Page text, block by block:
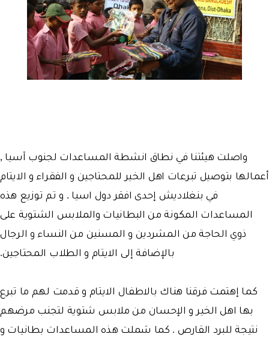
واصلت هيئتنا في نطاق انشطة المساعدات لجنوب آسيا ,
أعمالها بتوصيل تبرعات اهل الخير للمحتاجين و الفقراء و الايتام
في بنغلاديش إحدى افقر دول اسيا . و تم توزيع هذه
المساعدات المكونة من البطانيات والملابس الشتوية على
ذوي الحاجة من المشردين و المسنين من النساء و الرجال
بالإضافة إلى الايتام و الطلاب المحتاجين.
كما إهتمت فرقنا هناك بالاطفال الايتام و قدمت لهم ما تبرع
بها اهل الخير و الإحسان من ملابس شتوية لتجنب مرضهم
نتيجة للبرد القارص . كما شملت هذه المساعدات بطانيات و